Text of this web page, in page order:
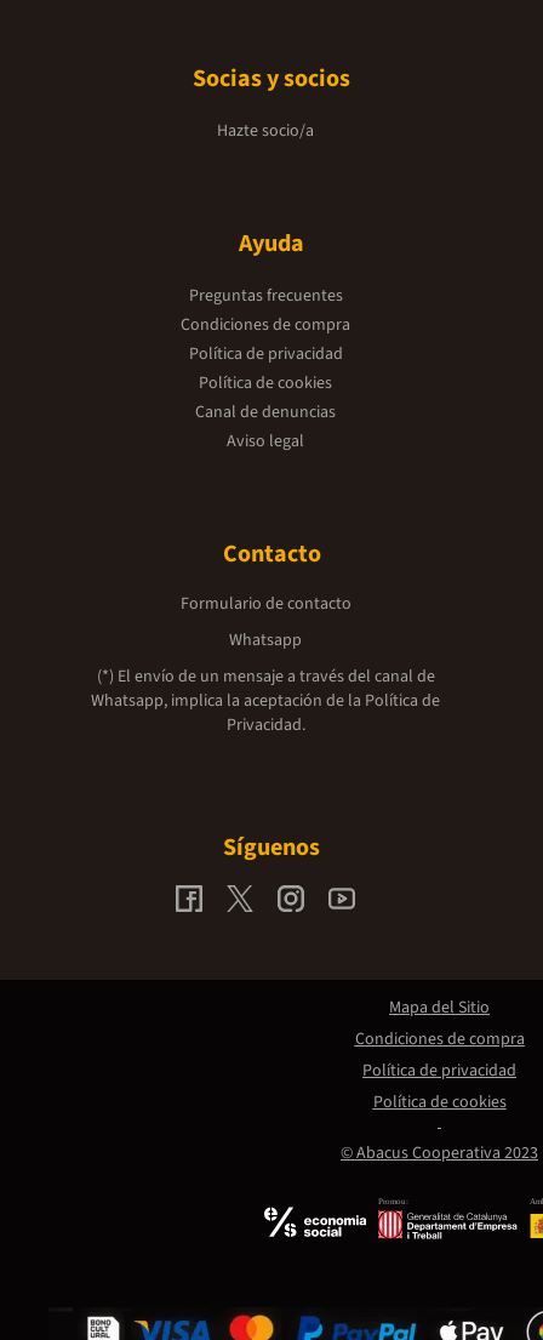
Socias y socios
Hazte socio/a
Ayuda
Preguntas frecuentes
Condiciones de compra
Política de privacidad
Política de cookies
Canal de denuncias
Aviso legal
Contacto
Formulario de contacto
Whatsapp
(*) El envío de un mensaje a través del canal de
Whatsapp, implica la aceptación de la Política de
Privacidad.
Síguenos
Promou:
© Abacus Cooperativa 2023
Mapa del Sitio
Condiciones de compra
Política de privacidad
Política de cookies